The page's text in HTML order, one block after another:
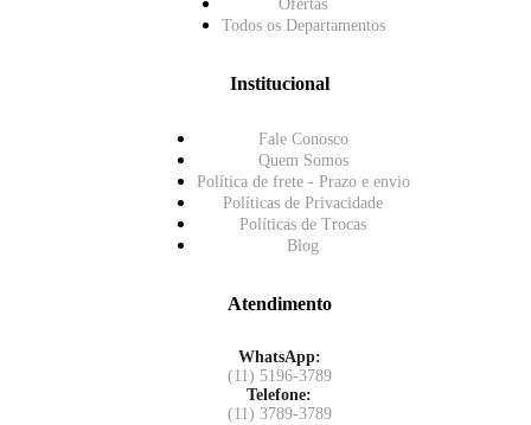
Ofertas
Todos os Departamentos
Institucional
Fale Conosco
Quem Somos
Política de frete - Prazo e envio
Políticas de Privacidade
Políticas de Trocas
Blog
Atendimento
WhatsApp:
(11) 5196-3789
Telefone:
(11) 3789-3789